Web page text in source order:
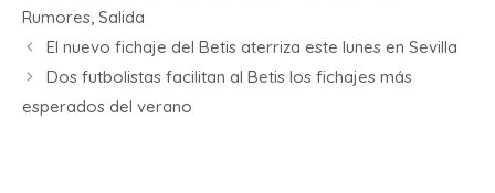
Rumores, Salida
El nuevo fichaje del Betis aterriza este lunes en Sevilla
Dos futbolistas facilitan al Betis los fichajes más
esperados del verano